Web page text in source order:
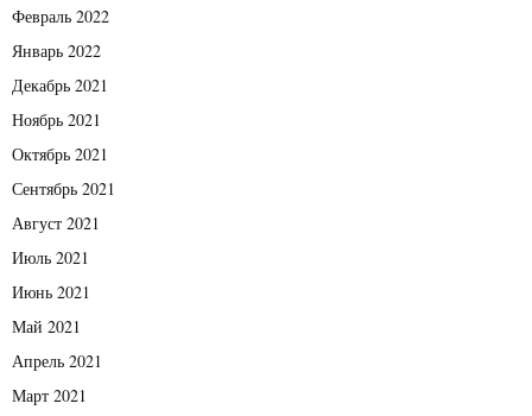
Февраль 2022
Январь 2022
Декабрь 2021
Ноябрь 2021
Октябрь 2021
Сентябрь 2021
Август 2021
Июль 2021
Июнь 2021
Май 2021
Апрель 2021
Март 2021